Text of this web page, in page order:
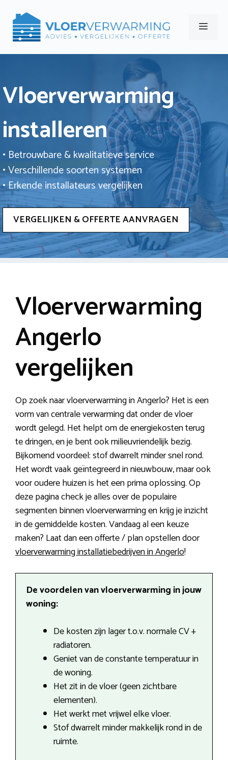
naar
Menu
Vloerverwarming
installeren
• Betrouwbare & kwalitatieve service
• Verschillende soorten systemen
• Erkende installateurs vergelijken
VERGELIJKEN & OFFERTE AANVRAGEN
Vloerverwarming
Angerlo
vergelijken
Op zoek naar vloerverwarming in Angerlo? Het is een
vorm van centrale verwarming dat onder de vloer
wordt gelegd. Het helpt om de energiekosten terug
te dringen, en je bent ook milieuvriendelijk bezig.
Bijkomend voordeel: stof dwarrelt minder snel rond.
Het wordt vaak geïntegreerd in nieuwbouw, maar ook
voor oudere huizen is het een prima oplossing. Op
deze pagina check je alles over de populaire
segmenten binnen vloerverwarming en krijg je inzicht
in de gemiddelde kosten. Vandaag al een keuze
maken? Laat dan een offerte / plan opstellen door
vloerverwarming installatiebedrijven in Angerlo!
De voordelen van vloerverwarming in jouw
woning:
De kosten zijn lager t.o.v. normale CV +
radiatoren.
Geniet van de constante temperatuur in
de woning.
Het zit in de vloer (geen zichtbare
elementen).
Het werkt met vrijwel elke vloer.
Stof dwarrelt minder makkelijk rond in de
ruimte.